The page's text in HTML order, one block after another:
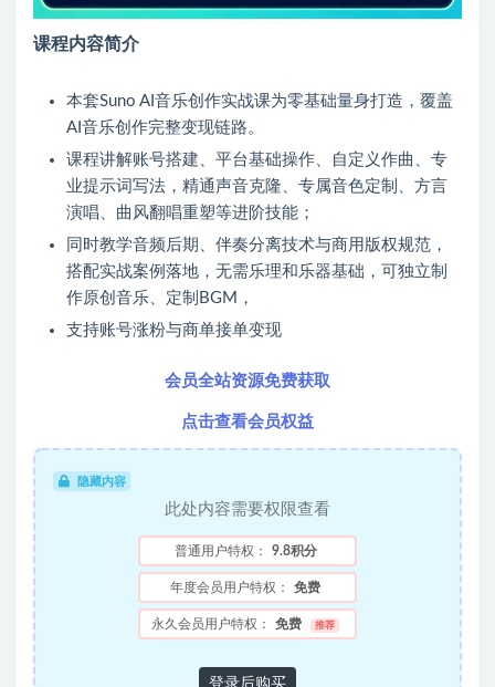
课程内容简介
本套Suno AI音乐创作实战课为零基础量身打造，覆盖
AI音乐创作完整变现链路。
课程讲解账号搭建、平台基础操作、自定义作曲、专
业提示词写法，精通声音克隆、专属音色定制、方言
演唱、曲风翻唱重塑等进阶技能；
同时教学音频后期、伴奏分离技术与商用版权规范，
搭配实战案例落地，无需乐理和乐器基础，可独立制
作原创音乐、定制BGM，
支持账号涨粉与商单接单变现
会员全站资源免费获取
点击查看会员权益
隐藏内容
此处内容需要权限查看
普通用户特权： 9.8积分
年度会员用户特权： 免费
永久会员用户特权： 免费 推荐